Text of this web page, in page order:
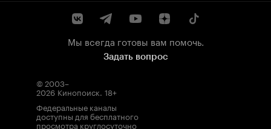
Мы всегда готовы вам помочь.
Задать вопрос
© 2003–
2026 Кинопоиск. 18+
Федеральные каналы
доступны для бесплатного
просмотра круглосуточно